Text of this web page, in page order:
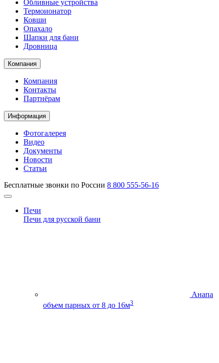
Обливные устройства
Термоионатор
Ковши
Опахало
Шапки для бани
Дровница
Компания
Компания
Контакты
Партнёрам
Информация
Фотогалерея
Видео
Документы
Новости
Статьи
Бесплатные звонки по России 8 800 555-56-16
Печи
Печи для русской бани
Анапа
объем парных от 8 до 16м3